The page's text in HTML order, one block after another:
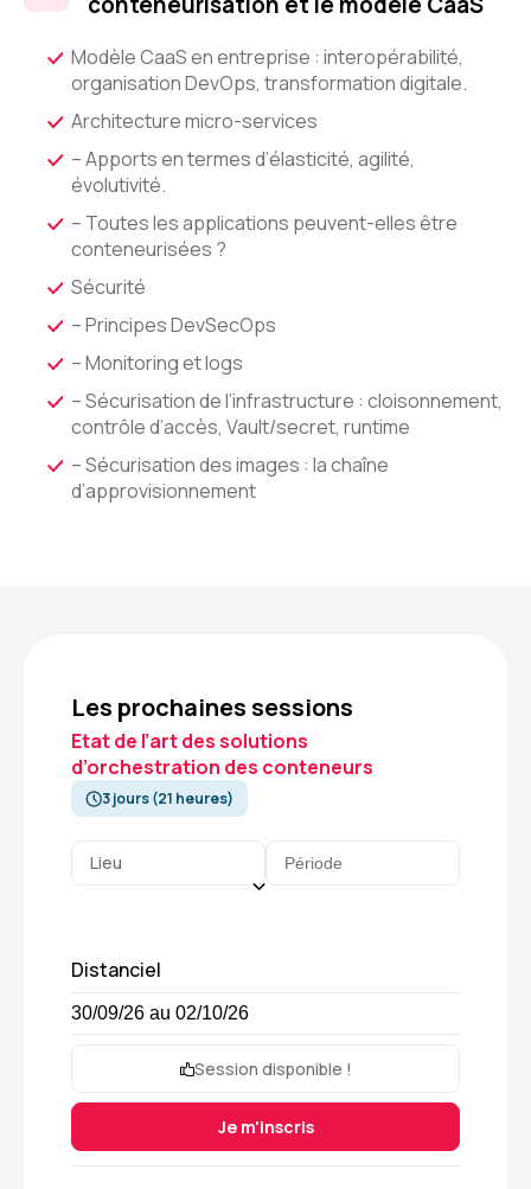
Modèle CaaS en entreprise : interopérabilité,
organisation DevOps, transformation digitale.
Architecture micro-services
– Apports en termes d’élasticité, agilité,
évolutivité.
– Toutes les applications peuvent-elles être
conteneurisées ?
Sécurité
– Principes DevSecOps
– Monitoring et logs
– Sécurisation de l’infrastructure : cloisonnement,
contrôle d’accès, Vault/secret, runtime
– Sécurisation des images : la chaîne
d’approvisionnement
Les prochaines sessions
Etat de l’art des solutions
d’orchestration des conteneurs
3 jours (21 heures)
Lieu
Distanciel
30/09/26 au 02/10/26
Session disponible !
Je m'inscris